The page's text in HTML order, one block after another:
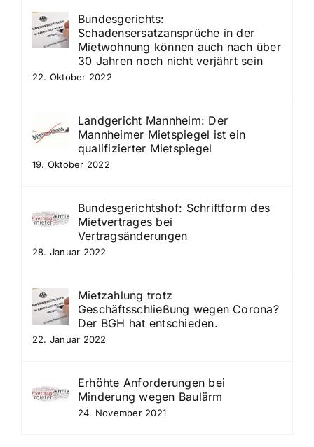
Bundesgerichts:
Schadensersatzansprüche in der
Mietwohnung können auch nach über
30 Jahren noch nicht verjährt sein
22. Oktober 2022
Landgericht Mannheim: Der
Mannheimer Mietspiegel ist ein
qualifizierter Mietspiegel
19. Oktober 2022
Bundesgerichtshof: Schriftform des
Mietvertrages bei
Vertragsänderungen
28. Januar 2022
Mietzahlung trotz
Geschäftsschließung wegen Corona?
Der BGH hat entschieden.
22. Januar 2022
Erhöhte Anforderungen bei
Minderung wegen Baulärm
24. November 2021